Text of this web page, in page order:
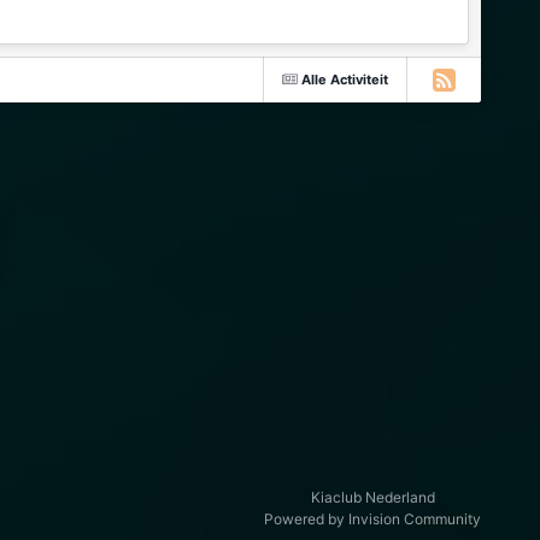
Alle Activiteit
Kiaclub Nederland
Powered by Invision Community